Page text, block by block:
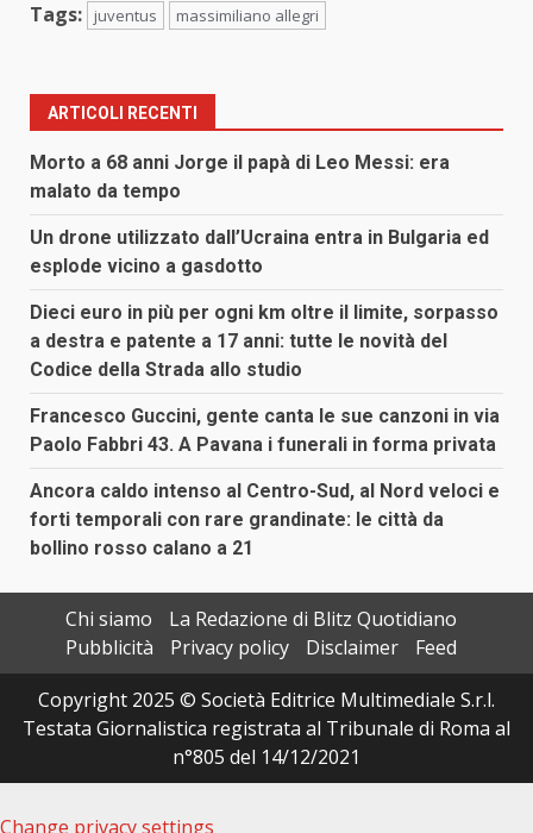
Tags: juventus massimiliano allegri
ARTICOLI RECENTI
Morto a 68 anni Jorge il papà di Leo Messi: era
malato da tempo
Un drone utilizzato dall’Ucraina entra in Bulgaria ed
esplode vicino a gasdotto
Dieci euro in più per ogni km oltre il limite, sorpasso
a destra e patente a 17 anni: tutte le novità del
Codice della Strada allo studio
Francesco Guccini, gente canta le sue canzoni in via
Paolo Fabbri 43. A Pavana i funerali in forma privata
Ancora caldo intenso al Centro-Sud, al Nord veloci e
forti temporali con rare grandinate: le città da
bollino rosso calano a 21
Chi siamo
La Redazione di Blitz Quotidiano
Pubblicità
Privacy policy Disclaimer
Feed
Copyright 2025 © Società Editrice Multimediale S.r.l.
Testata Giornalistica registrata al Tribunale di Roma al
n°805 del 14/12/2021
Change privacy settings